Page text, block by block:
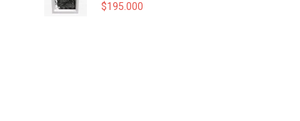
$195.000